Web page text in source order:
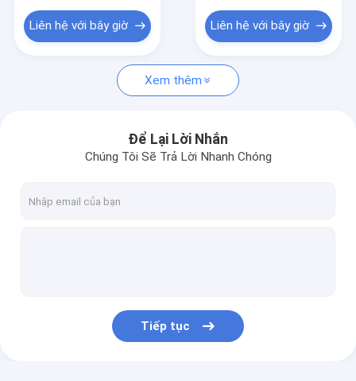
Tấm thép không gỉ cán nóng
Cuộn thép không gỉ cán nguội
Ống thép không gỉ hàn
Thép hợp kim niken
Ống thép không gỉ liền mạch
Thanh tròn SS
Liên hệ với bây giờ Liên hệ với bây giờ
Xem thêm
Để Lại Lời Nhắn
Chúng Tôi Sẽ Trả Lời Nhanh Chóng
Tiếp tục